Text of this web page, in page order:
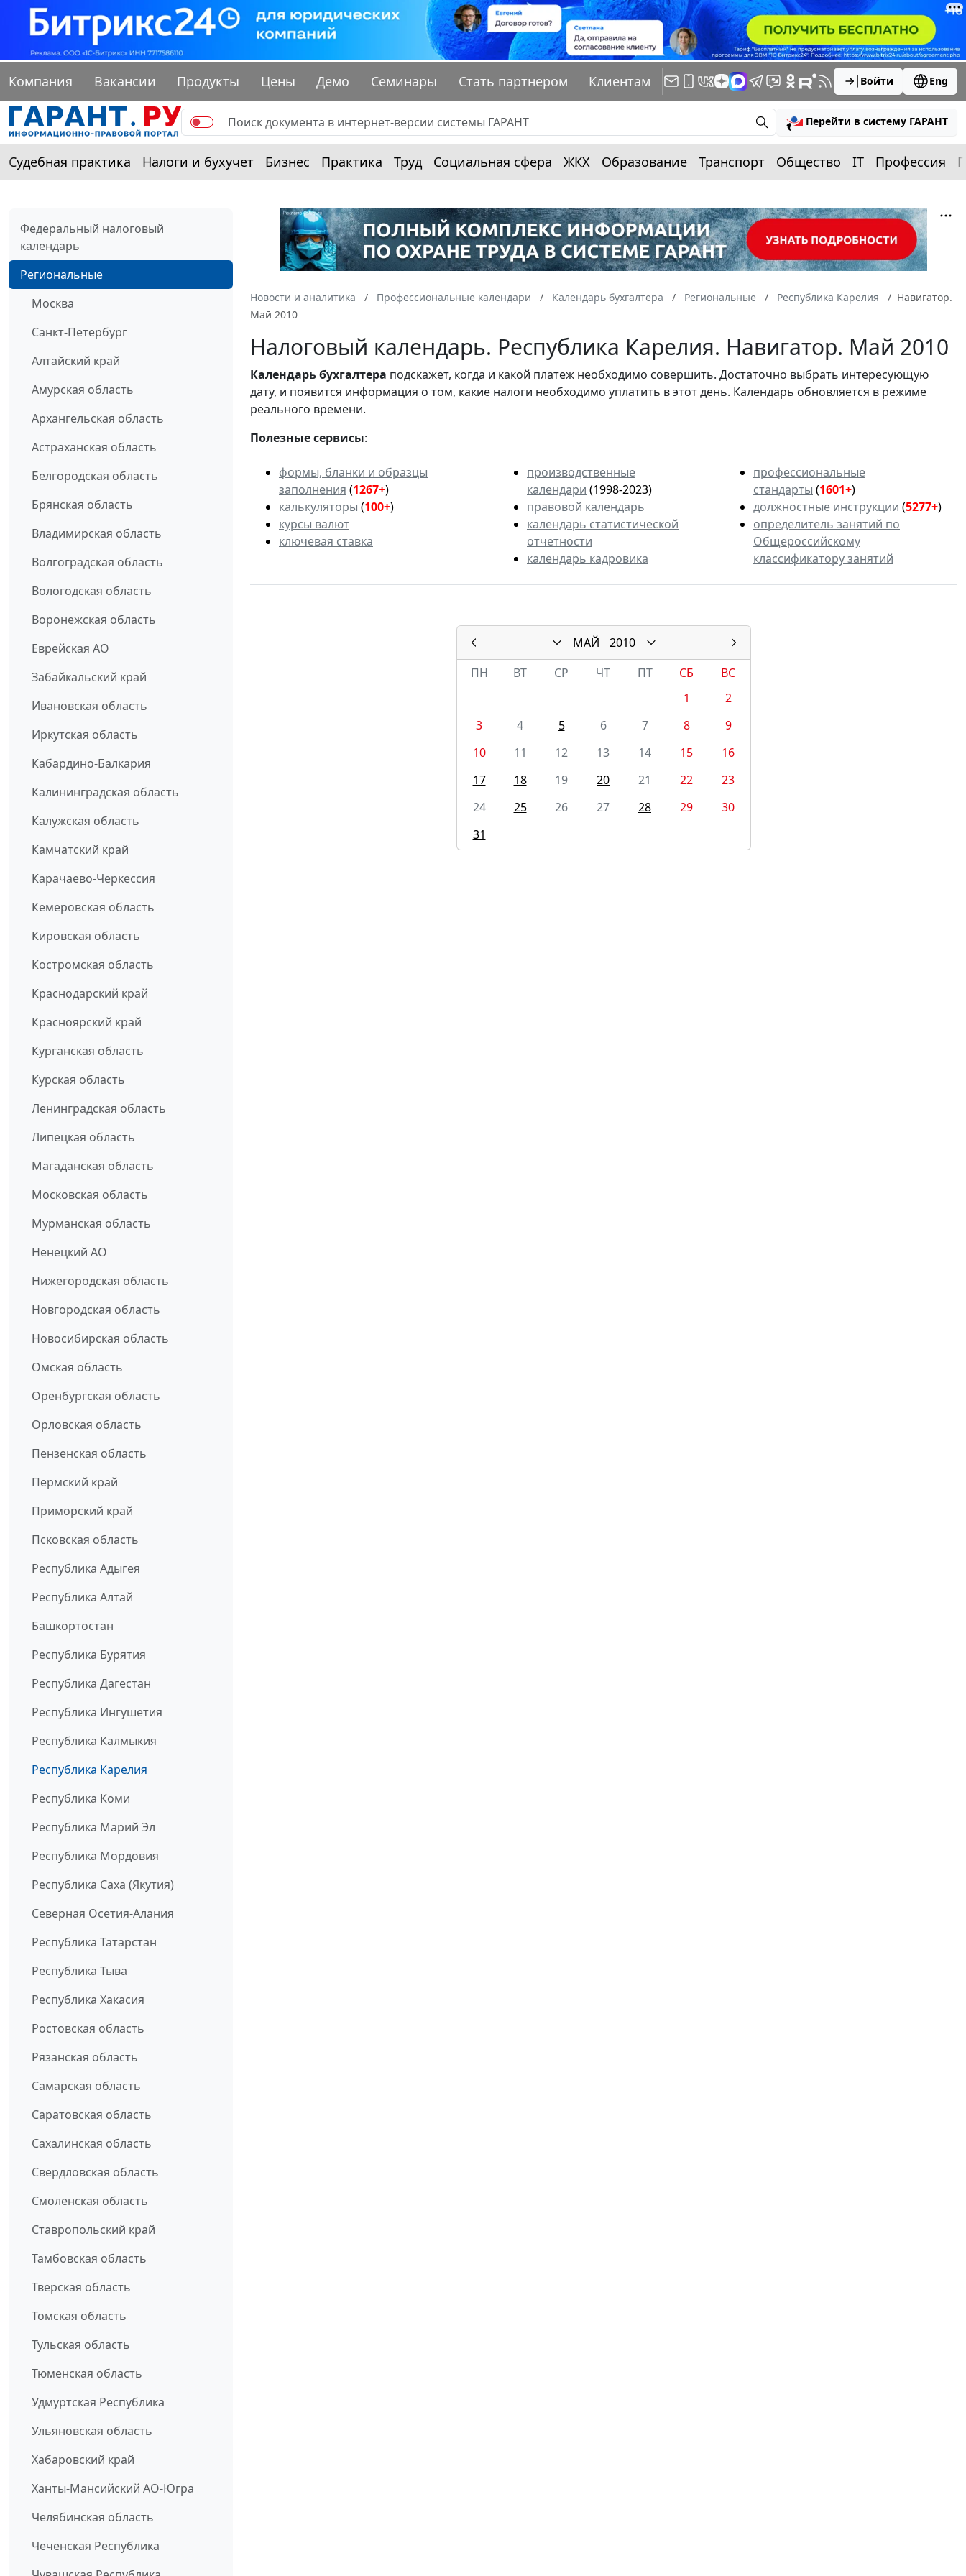
Компания Вакансии Продукты Цены Демо Семинары Стать партнером Клиентам Войти Eng
Перейти в систему ГАРАНТ
Судебная практика Налоги и бухучет Бизнес Практика Труд Социальная сфера ЖКХ Образование Транспорт Общество IT Профессия
Федеральный налоговый
календарь
Региональные
Москва
Санкт-Петербург
Алтайский край
Амурская область
Архангельская область
Астраханская область
Белгородская область
Брянская область
Владимирская область
Волгоградская область
Вологодская область
Воронежская область
Еврейская АО
Забайкальский край
Ивановская область
Иркутская область
Кабардино-Балкария
Калининградская область
Калужская область
Камчатский край
Карачаево-Черкессия
Кемеровская область
Кировская область
Костромская область
Краснодарский край
Красноярский край
Курганская область
Курская область
Ленинградская область
Липецкая область
Магаданская область
Московская область
Мурманская область
Ненецкий АО
Нижегородская область
Новгородская область
Новосибирская область
Омская область
Оренбургская область
Орловская область
Пензенская область
Пермский край
Приморский край
Псковская область
Республика Адыгея
Республика Алтай
Башкортостан
Республика Бурятия
Республика Дагестан
Республика Ингушетия
Республика Калмыкия
Республика Карелия
Республика Коми
Республика Марий Эл
Республика Мордовия
Республика Саха (Якутия)
Северная Осетия-Алания
Республика Татарстан
Республика Тыва
Республика Хакасия
Ростовская область
Рязанская область
Самарская область
Саратовская область
Сахалинская область
Свердловская область
Смоленская область
Ставропольский край
Тамбовская область
Тверская область
Томская область
Тульская область
Тюменская область
Удмуртская Республика
Ульяновская область
Хабаровский край
Ханты-Мансийский АО-Югра
Челябинская область
Чеченская Республика
Новости и аналитика Профессиональные календари Календарь бухгалтера Региональные Республика Карелия
Навигатор.
Май 2010
Налоговый календарь. Республика Карелия. Навигатор. Май 2010
Календарьбухгалтера подскажет, когда и какой платеж необходимо совершить. Достаточно выбрать интересующую
дату, и появится информация о том, какие налоги необходимо уплатить в этот день. Календарь обновляется в режиме
реального времени.
Полезные сервисы:
формы, бланки и образцы
заполнения (1267+)
калькуляторы (100+)
курсы валют
ключевая ставка
производственные
календари (1998-2023)
правовой календарь
календарь статистической
отчетности
календарь кадровика
профессиональные
стандарты (1601+)
должностные инструкции (5277+)
определитель занятий по
Общероссийскому
классификатору занятий
МАЙ
2010
ПН
ВТ СР ЧТ ПТ СБ
ВС
1
2
3
4 5 6 7 8
9
10
11 12 13 14 15
16
17
18 19 20 21 22
23
24
25 26 27 28 29
30
31